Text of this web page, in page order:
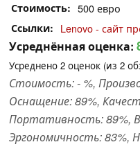
Стоимость 500 евро
Ссылки Lenovo - сайт
Усреднённая оценка:
Усреднено 2 оценок (из 2
Стоимость: - %,
Оснащение: 89%,
Портативность: 89%,
Эргономичность: 83%,